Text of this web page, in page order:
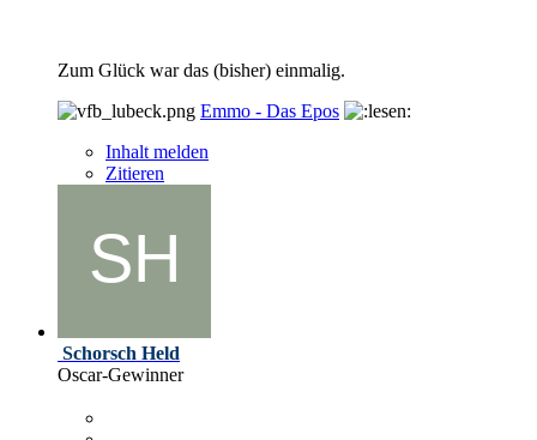
Zum Glück war das (bisher) einmalig.
Emmo - Das Epos
Inhalt melden
Zitieren
Schorsch Held
Oscar-Gewinner